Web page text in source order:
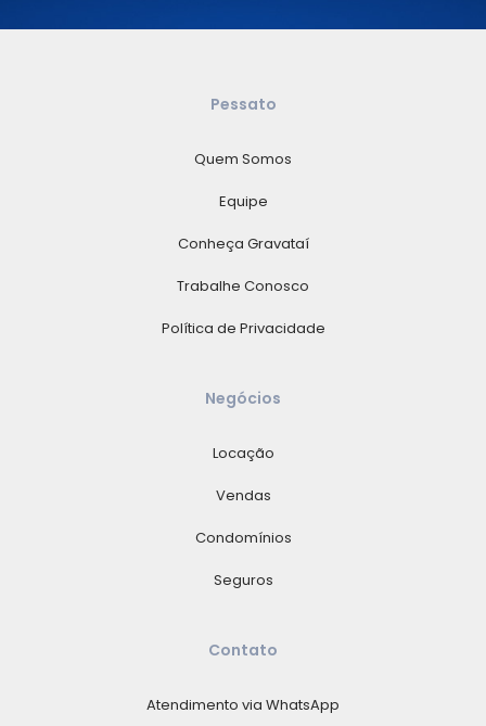
Pessato
Quem Somos
Equipe
Conheça Gravataí
Trabalhe Conosco
Política de Privacidade
Negócios
Locação
Vendas
Condomínios
Seguros
Contato
Atendimento via WhatsApp